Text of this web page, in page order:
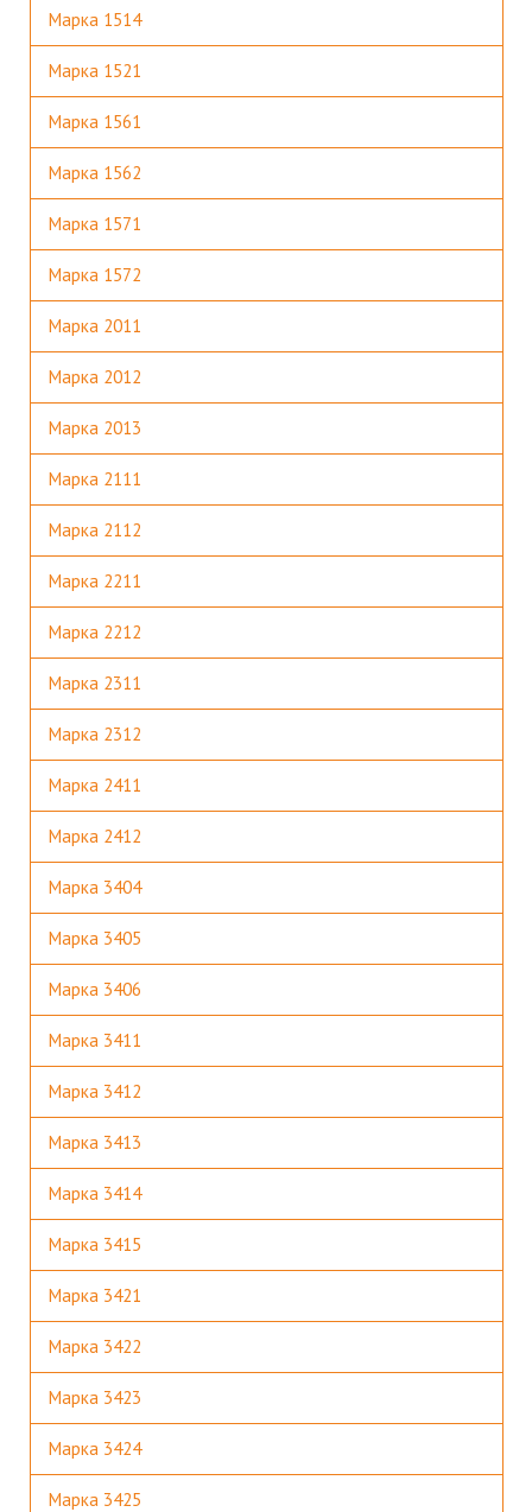
Марка 1514
Марка 1521
Марка 1561
Марка 1562
Марка 1571
Марка 1572
Марка 2011
Марка 2012
Марка 2013
Марка 2111
Марка 2112
Марка 2211
Марка 2212
Марка 2311
Марка 2312
Марка 2411
Марка 2412
Марка 3404
Марка 3405
Марка 3406
Марка 3411
Марка 3412
Марка 3413
Марка 3414
Марка 3415
Марка 3421
Марка 3422
Марка 3423
Марка 3424
Марка 3425